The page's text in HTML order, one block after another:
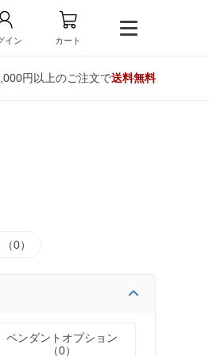
イン カート
円以上のご注文で送料無料
0）
ペンダントオプション
（0）